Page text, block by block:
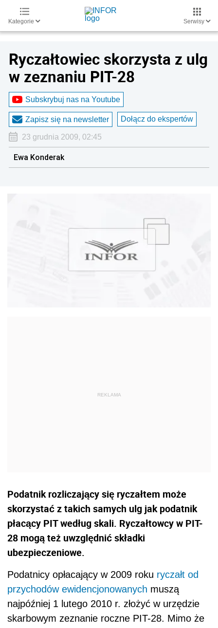
Kategorie Serwisy
Ryczałtowiec skorzysta z ulg
w zeznaniu PIT-28
Subskrybuj nas na Youtube
Zapisz się na newsletter Dołącz do ekspertów
23 grudnia 2009, 02:45
Ewa Konderak
Podatnik rozliczający się ryczałtem może
skorzystać z takich samych ulg jak podatnik
płacący PIT według skali. Ryczałtowcy w PIT-
28 mogą też uwzględnić składki
ubezpieczeniowe.
Podatnicy opłacający w 2009 roku ryczałt od
przychodów ewidencjonowanych muszą
najpóźniej 1 lutego 2010 r. złożyć w urzędzie
skarbowym zeznanie roczne PIT-28. Mimo że